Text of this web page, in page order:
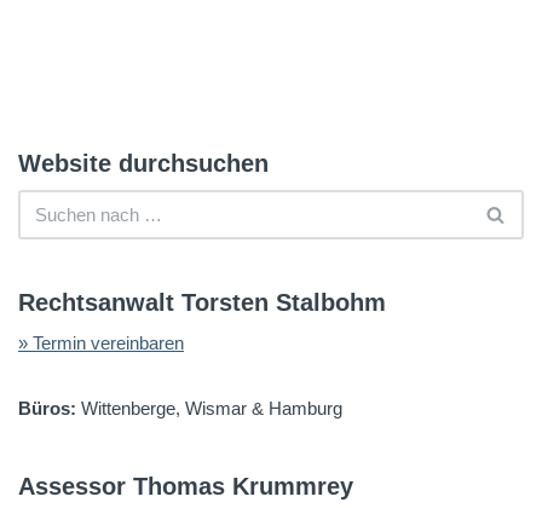
Website durchsuchen
Rechtsanwalt Torsten Stalbohm
» Termin vereinbaren
Büros: Wittenberge, Wismar & Hamburg
Assessor Thomas Krummrey